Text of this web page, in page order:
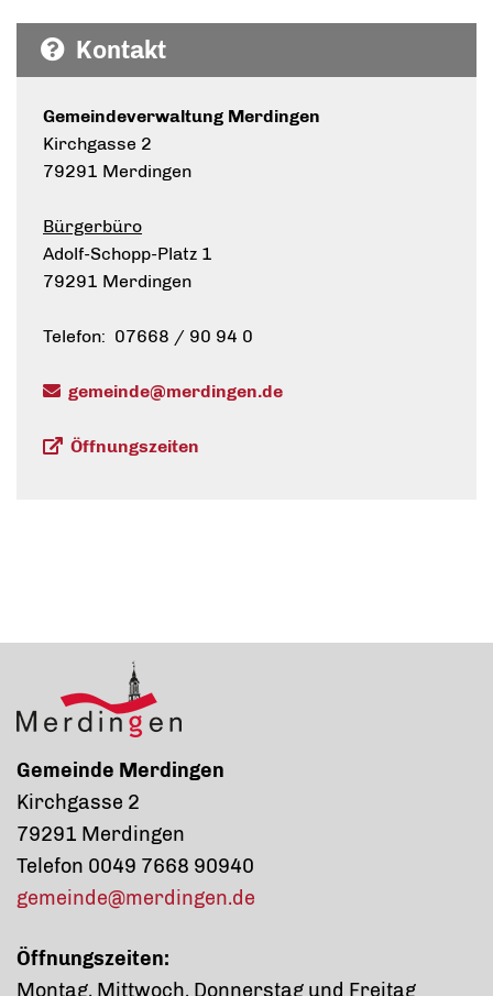
Kontakt
Gemeindeverwaltung Merdingen
Kirchgasse 2
79291 Merdingen
Bürgerbüro
Adolf-Schopp-Platz 1
79291 Merdingen
Telefon: 07668 / 90 94 0
gemeinde@merdingen.de
Öffnungszeiten
Gemeinde Merdingen
Kirchgasse 2
79291 Merdingen
Telefon 0049 7668 90940
gemeinde@merdingen.de
Öffnungszeiten:
Montag, Mittwoch, Donnerstag und Freitag